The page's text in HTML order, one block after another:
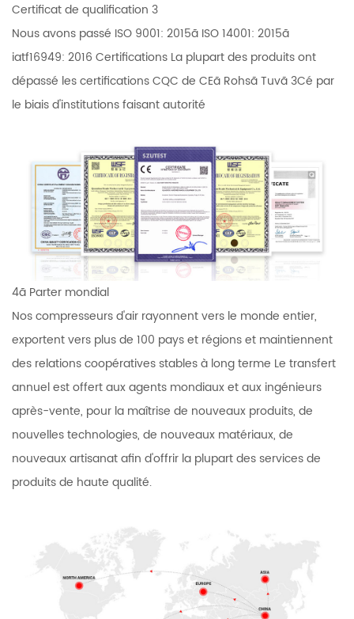
Certificat de qualification 3
Nous avons passé ISO 9001: 2015ã ISO 14001: 2015ã
iatf16949: 2016 Certifications La plupart des produits ont
dépassé les certifications CQC de CEã Rohsã Tuvã 3Cé par
le biais d'institutions faisant autorité
4ã Parter mondial
Nos compresseurs d'air rayonnent vers le monde entier,
exportent vers plus de 100 pays et régions et maintiennent
des relations coopératives stables à long terme Le transfert
annuel est offert aux agents mondiaux et aux ingénieurs
après-vente, pour la maîtrise de nouveaux produits, de
nouvelles technologies, de nouveaux matériaux, de
nouveaux artisanat afin d'offrir la plupart des services de
produits de haute qualité.